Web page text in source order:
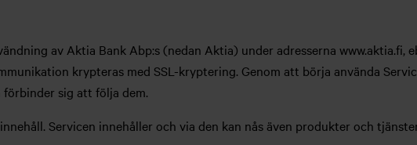
av Aktia Bank Abp:s (nedan Aktia) under adresserna www.aktia.fi,
krypteras med SSL-kryptering. Genom att börja använda
sig att följa dem.
Servicen innehåller och via den kan nås även produkter och